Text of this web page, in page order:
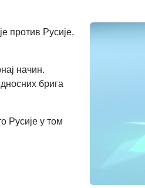
против Русије,
начин.
брига
Русије у том